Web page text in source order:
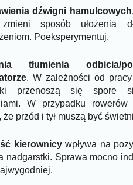
dźwigni hamulcowych
sposób ułożenia
Poeksperymentuj.
tłumienia
. W zależności od
przenoszą się spore
W przypadku
że przód i tył muszą być
kierownicywpływa na
nadgarstki. Sprawa mocno